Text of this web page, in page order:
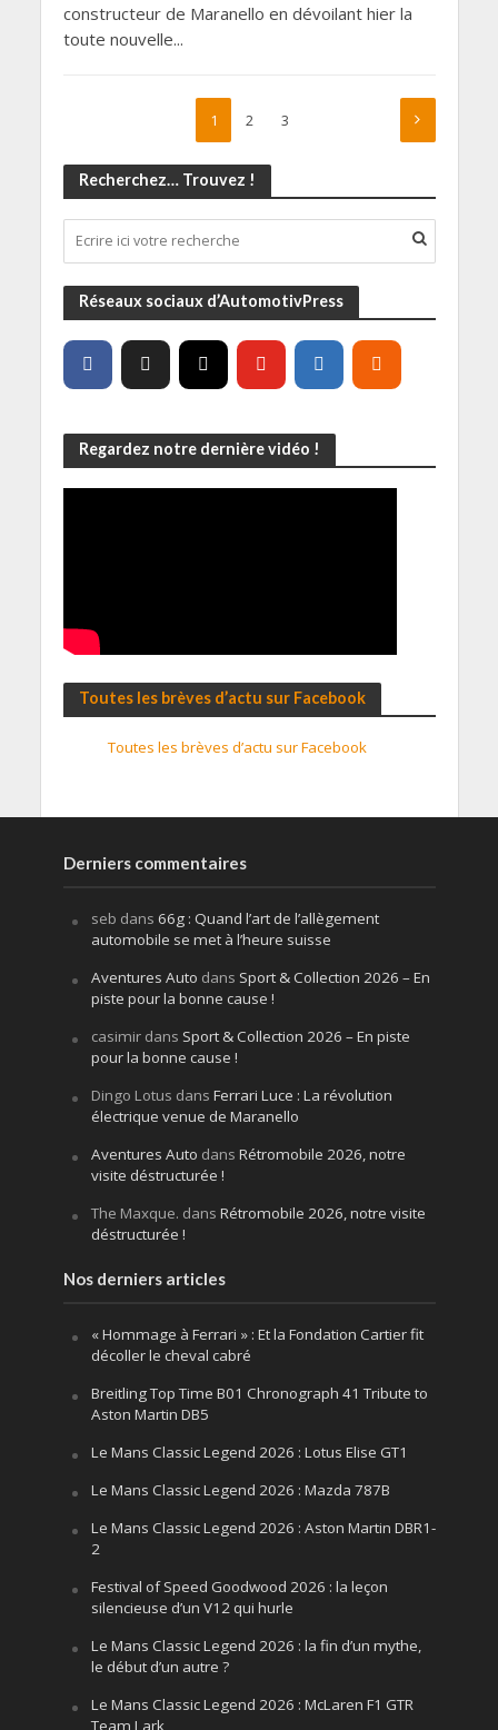
constructeur de Maranello en dévoilant hier la
toute nouvelle...
1 2 3
Recherchez… Trouvez !
Réseaux sociaux d’AutomotivPress
Regardez notre dernière vidéo !
Toutes les brèves d’actu sur Facebook
Toutes les brèves d’actu sur Facebook
Derniers commentaires
seb dans 66g : Quand l’art de l’allègement
automobile se met à l’heure suisse
Aventures Auto dans Sport & Collection 2026 – En
piste pour la bonne cause !
casimirdans Sport & Collection 2026 – En piste
pour la bonne cause !
Dingo Lotus dans Ferrari Luce : La révolution
électrique venue de Maranello
Aventures Auto dans Rétromobile 2026, notre
visite déstructurée !
The Maxque. dans Rétromobile 2026, notre visite
déstructurée !
Nos derniers articles
« Hommage à Ferrari » : Et la Fondation Cartier fit
décoller le cheval cabré
Breitling Top Time B01 Chronograph 41 Tribute to
Aston Martin DB5
Le Mans Classic Legend 2026 : Lotus Elise GT1
Le Mans Classic Legend 2026 : Mazda 787B
Le Mans Classic Legend 2026 : Aston Martin DBR1-
2
Festival of Speed Goodwood 2026 : la leçon
silencieuse d’un V12 qui hurle
Le Mans Classic Legend 2026 : la fin d’un mythe,
le début d’un autre ?
Le Mans Classic Legend 2026 : McLaren F1 GTR
Team Lark